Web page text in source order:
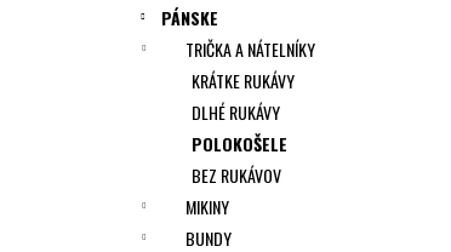
PÁNSKE
TRIČKA A NÁTELNÍKY
KRÁTKE RUKÁVY
DLHÉ RUKÁVY
POLOKOŠELE
BEZ RUKÁVOV
MIKINY
BUNDY